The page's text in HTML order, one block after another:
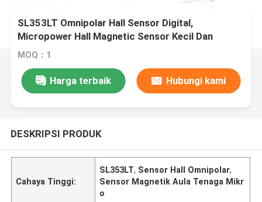
SL353LT Omnipolar Hall Sensor Digital,
Micropower Hall Magnetic Sensor Kecil Dan
Serbaguna
MOQ：1
Harga terbaik Hubungi kami
DESKRIPSI PRODUK
Cahaya Tinggi:
SL353LT, Sensor Hall Omnipolar,
Sensor Magnetik Aula Tenaga Mikr
o